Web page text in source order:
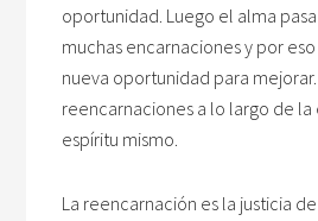
oportunidad. Luego el alma
muchas encarnaciones y por
nueva oportunidad para
reencarnaciones a lo largo de
espíritu mismo.
La reencarnación es la justicia